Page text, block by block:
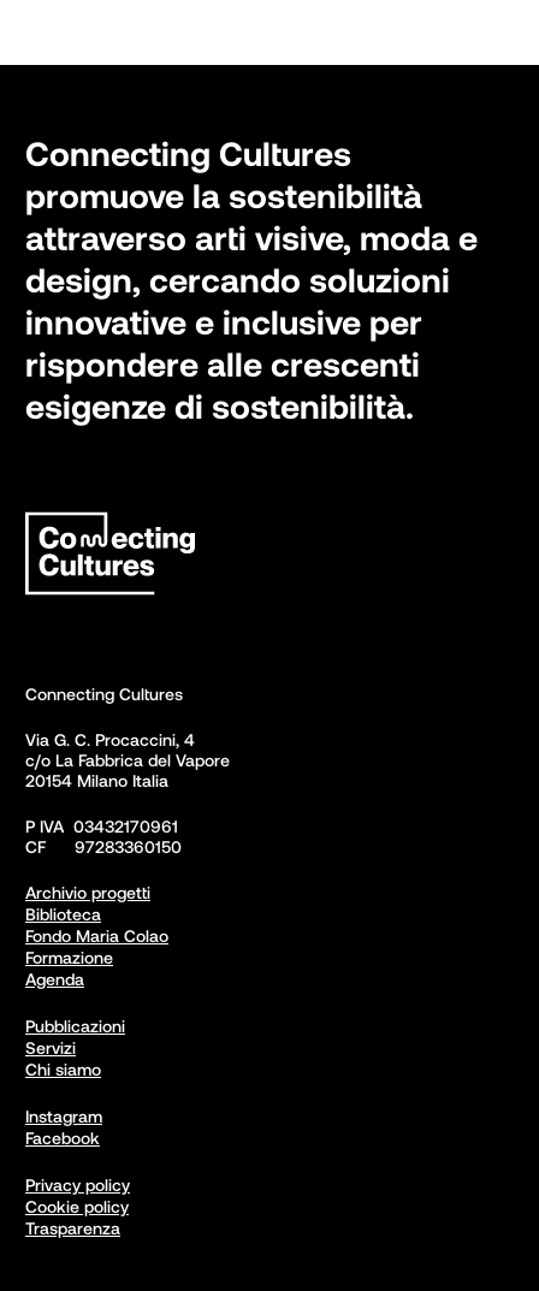
Connecting Cultures
promuove la sostenibilità
attraverso arti visive, moda e
design, cercando soluzioni
innovative e inclusive per
rispondere alle crescenti
esigenze di sostenibilità.
Connecting Cultures
Via G. C. Procaccini, 4
c/o La Fabbrica del Vapore
20154 Milano Italia
P IVA  03432170961
CF      97283360150
Archivio progetti
Biblioteca
Fondo Maria Colao
Formazione
Agenda
Pubblicazioni
Servizi
Chi siamo
Instagram
Facebook
Privacy policy
Cookie policy
Trasparenza